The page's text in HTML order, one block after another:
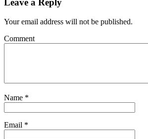
Leave a Reply
Your email address will not be published.
Comment
Name *
Email *